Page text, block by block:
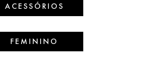
ACESSÓRIOS
FEMININO